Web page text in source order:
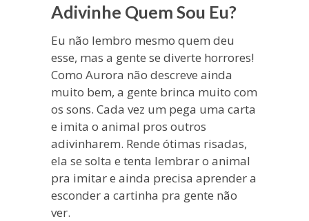
Adivinhe Quem Sou Eu?
Eu não lembro mesmo quem deu
esse, mas a gente se diverte horrores!
Como Aurora não descreve ainda
muito bem, a gente brinca muito com
os sons. Cada vez um pega uma carta
e imita o animal pros outros
adivinharem. Rende ótimas risadas,
ela se solta e tenta lembrar o animal
pra imitar e ainda precisa aprender a
esconder a cartinha pra gente não
ver.